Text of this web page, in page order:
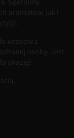
Spełnimy
aromatów, jak i
włosów z
osoby. Jest
okazję!